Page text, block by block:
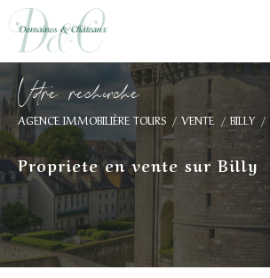
Vore recece
AGENCE IMMOBILIÈRE TOURS VENTE BILLY
Propriete en vente sur Billy